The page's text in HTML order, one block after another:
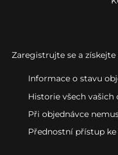
Zaregistrujte se a
Informace o stavu
Historie všech vašich
Při objednávce
Přednostní přístup ke